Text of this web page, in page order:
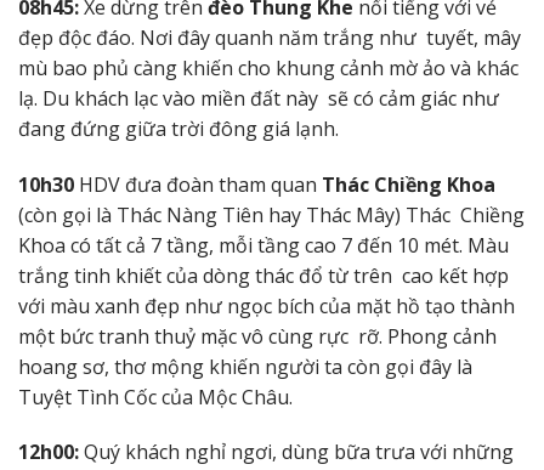
08h45:Xe dừng trên đèo Thung Khe nổi tiếng với vẻ
đẹp độc đáo. Nơi đây quanh năm trắng như tuyết, mây
mù bao phủ càng khiến cho khung cảnh mờ ảo và khác
lạ. Du khách lạc vào miền đất này sẽ có cảm giác như
đang đứng giữa trời đông giá lạnh.
10h30 HDV đưa đoàn tham quan Thác Chiềng Khoa
(còn gọi là Thác Nàng Tiên hay Thác Mây) Thác Chiềng
Khoa có tất cả 7 tầng, mỗi tầng cao 7 đến 10 mét. Màu
trắng tinh khiết của dòng thác đổ từ trên cao kết hợp
với màu xanh đẹp như ngọc bích của mặt hồ tạo thành
một bức tranh thuỷ mặc vô cùng rực rỡ. Phong cảnh
hoang sơ, thơ mộng khiến người ta còn gọi đây là
Tuyệt Tình Cốc của Mộc Châu.
12h00:Quý khách nghỉ ngơi, dùng bữa trưa với những